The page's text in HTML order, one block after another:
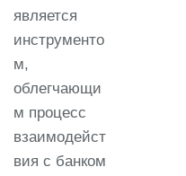
является
инструменто
м,
облегчающи
м процесс
взаимодейст
вия с банком